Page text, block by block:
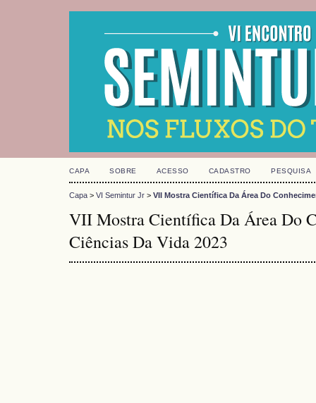
CAPA SOBRE ACESSO CADASTRO PESQUISA
Capa > VI Semintur Jr > VII Mostra Científica Da Área Do
VII Mostra Científica Da Área Do
Ciências Da Vida 2023